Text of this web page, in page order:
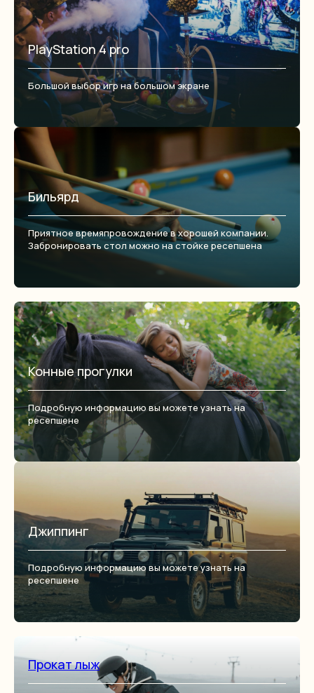
PlayStation 4 pro
Большой выбор игр на большом экране
Бильярд
Приятное времяпровождение в хорошей компании.
Забронировать стол можно на стойке ресепшена
Конные прогулки
Подробную информацию вы можете узнать на
ресепшене
Джиппинг
Подробную информацию вы можете узнать на
ресепшене
Прокат лыж
Создание сайта: ЕдисонГруп
Политика обработки персональных данных
© Софийские Вершины – 2021
ОСТАВЬТЕ ВАШИ КОНТАКТЫ
И МЫ ПЕРЕЗВОНИМ ВАМ
Заказать обратный звонок